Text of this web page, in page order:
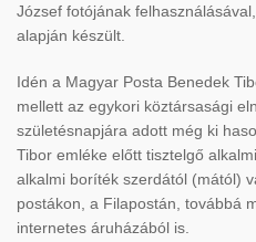
József fotójának
alapján készült.
Idén a Magyar Posta Benedek
mellett az egykori köztársasági
születésnapjára adott még ki
Tibor emléke előtt tisztelgő
alkalmi boríték szerdától (mától)
postákon, a Filapostán, továbbá
internetes áruházából is.